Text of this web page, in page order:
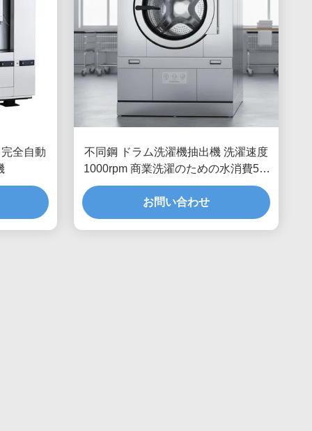
全自動
不同鋼 ドラム洗濯機抽出機 洗濯速度
1000rpm 商業洗濯のための水消費50-
150リットル
お問い合わせ